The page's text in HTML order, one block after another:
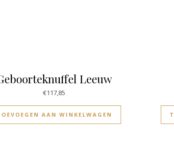
Leeuw
€117,85
AAN WINKELWAGEN